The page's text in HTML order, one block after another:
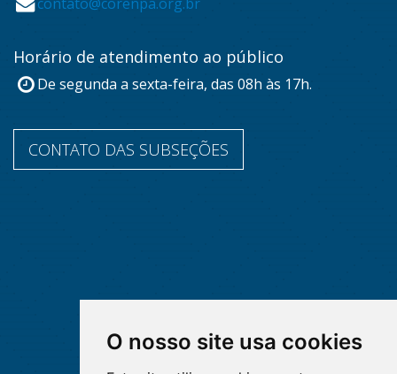
O nosso site usa cookies
Horário de atendimento ao público
De segunda a sexta-feira, das 08h às 17h.
CONTATO DAS SUBSEÇÕES